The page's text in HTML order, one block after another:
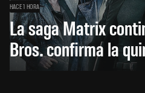
HACE 1 HORA
La saga Matrix
Bros. confirma la